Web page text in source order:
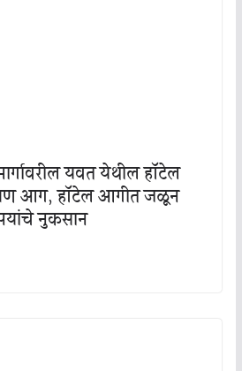
यवत येथील हॉटेल
आग, हॉटेल आगीत जळून
नुकसान